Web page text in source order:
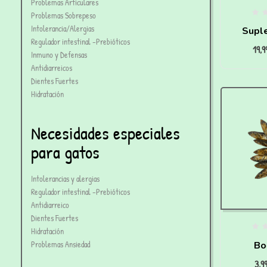
Problemas Sobrepeso
Intolerancia/Alergias
Regulador intestinal -Prebióticos
Inmuno y Defensas
Antidiarreicos
Dientes Fuertes
Hidratación
Necesidades especiales
para gatos
Intolerancias y alergias
Regulador intestinal -Prebióticos
Antidiarreico
Dientes Fuertes
Hidratación
Problemas Ansiedad
3,99